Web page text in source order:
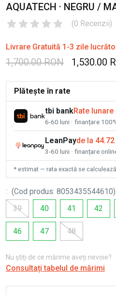
AQUATECH · NEGRU /
(0 Recenzii)
Livrare Gratuită 1-3 zile
1,700.00 RON 1,530.00
Plătește în rate
tbi bankRate lunare
6-60 luni · finanțare
LeanPayde la
3-60 luni · finanțare
* estimat — rata exactă se
: (Cod produs: 8053435544610)
39
40 41 42
46 47 48
Nu știți de ce mărime aveți nevoie?
Consultați tabelul de mărimi